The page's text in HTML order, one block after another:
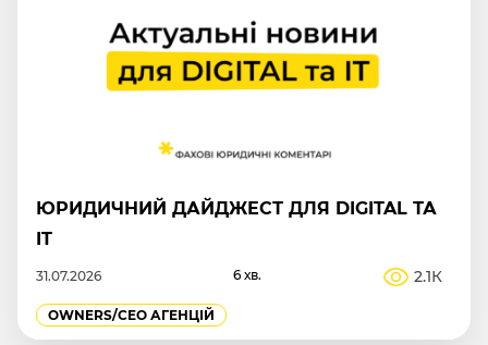
ЮРИДИЧНИЙ ДАЙДЖЕСТ ДЛЯ DIGITAL ТА
IT
31.07.2026 6 хв. 2.1К
OWNERS/СEO АГЕНЦІЙ